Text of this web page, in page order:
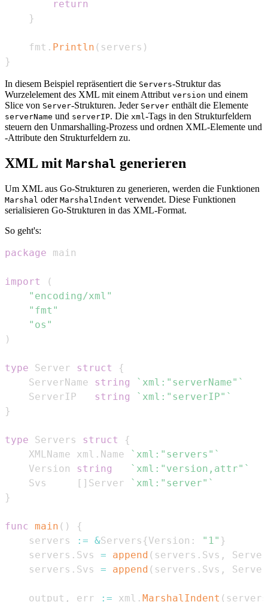
return
}
    fmt
. Println ( servers )
}
In diesem Beispiel repräsentiert die Servers-Struktur das
Wurzelelement des XML mit einem Attribut version und einem
Slice von Server-Strukturen. Jeder Server enthält die Elemente
serverName und serverIP. Die xml -Tags in den Strukturfeldern
steuern den Unmarshalling-Prozess und ordnen XML-Elemente und
-Attribute den Strukturfeldern zu.
XML mit Marshal generieren
Um XML aus Go-Strukturen zu generieren, werden die Funktionen
Marshal oder MarshalIndent verwendet. Diese Funktionen
serialisieren Go-Strukturen in das XML-Format.
So geht's:
package
import
(
"encoding/xml"
"fmt"
"os"
)
type Server struct
{
    ServerName
string
`xml:"serverName"`
    ServerIP
string
`xml:"serverIP"`
}
type Servers struct
{
    XMLName xml
. Name
`xml:"servers"`
    Version
string
`xml:"version,attr"`
    Svs
[ ] Server
`xml:"server"`
}
func main ( )
{
    servers
:= &Servers {Version : "1" }
    servers
. Svs = append ( servers . Svs ,
Server
    servers
. Svs = append ( servers . Svs , Server
    output
, err := xml . MarshalIndent ( servers